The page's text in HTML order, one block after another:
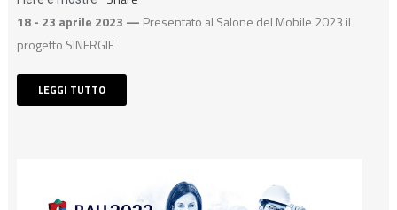
18 - 23 aprile 2023 — Presentato al Salone del Mobile 2023 il
progetto SINERGIE
LEGGI TUTTO